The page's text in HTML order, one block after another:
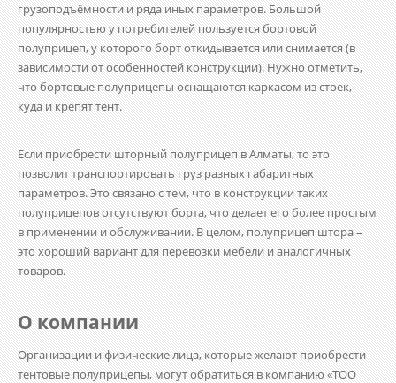
грузоподъёмности и ряда иных параметров. Большой
популярностью у потребителей пользуется бортовой
полуприцеп, у которого борт откидывается или снимается (в
зависимости от особенностей конструкции). Нужно отметить,
что бортовые полуприцепы оснащаются каркасом из стоек,
куда и крепят тент.
Если приобрести шторный полуприцеп в Алматы, то это
позволит транспортировать груз разных габаритных
параметров. Это связано с тем, что в конструкции таких
полуприцепов отсутствуют борта, что делает его более простым
в применении и обслуживании. В целом, полуприцеп штора –
это хороший вариант для перевозки мебели и аналогичных
товаров.
О компании
Организации и физические лица, которые желают приобрести
тентовые полуприцепы, могут обратиться в компанию «ТОО